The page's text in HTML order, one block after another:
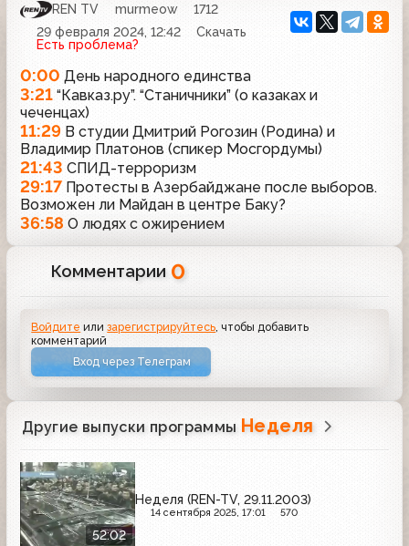
REN TV murmeow
1712
29 февраля 2024, 12:42
Скачать
Есть проблема?
0:00 День народного единства
3:21 “Кавказ.ру”. “Станичники” (о казаках и
чеченцах)
11:29 В студии Дмитрий Рогозин (Родина) и
Владимир Платонов (спикер Мосгордумы)
21:43 СПИД-терроризм
29:17 Протесты в Азербайджане после выборов.
Возможен ли Майдан в центре Баку?
36:58 О людях с ожирением
Комментарии 0
Войдите илизарегистрируйтесь , чтобы добавить
комментарий
Вход через Телеграм
Другие выпуски программы Неделя
52:02
Неделя (REN-TV, 29.11.2003)
14 сентября 2025, 17:01 570